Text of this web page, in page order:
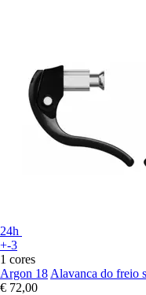
24h
+-3
1 cores
Argon 18 Alavanca do freio
€ 72,00